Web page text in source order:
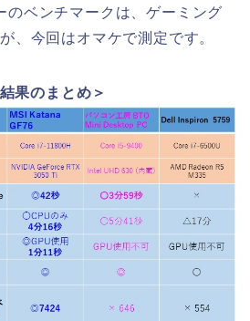
のベンチマークは、ゲーミング
、今回はオマケで測定です。
果のまとめ＞